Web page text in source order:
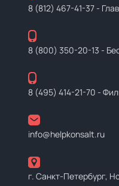
8 (812) 467-41-37-
8 (800) 350-20-13 -
8 (495) 414-21-70 -
info@helpkonsalt.ru
г. Санкт-Петербург,